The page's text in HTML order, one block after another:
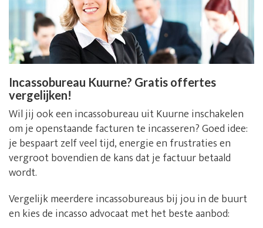
Incassobureau Kuurne? Gratis offertes
vergelijken!
Wil jij ook een incassobureau uit Kuurne inschakelen
om je openstaande facturen te incasseren? Goed idee:
je bespaart zelf veel tijd, energie en frustraties en
vergroot bovendien de kans dat je factuur betaald
wordt.
Vergelijk meerdere incassobureaus bij jou in de buurt
en kies de incasso advocaat met het beste aanbod: